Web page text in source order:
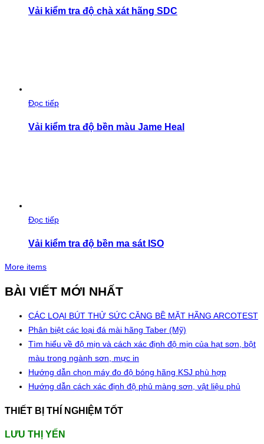
Vải kiểm tra độ chà xát hãng SDC
Đọc tiếp
Vải kiểm tra độ bền màu Jame Heal
Đọc tiếp
Vải kiểm tra độ bền ma sát ISO
More items
BÀI VIẾT MỚI NHẤT
CÁC LOẠI BÚT THỬ SỨC CĂNG BỀ MẶT HÃNG ARCOTEST
Phân biệt các loại đá mài hãng Taber (Mỹ)
Tìm hiểu về độ mịn và cách xác định độ mịn của hạt sơn, bột
màu trong ngành sơn, mực in
Hướng dẫn chọn máy đo độ bóng hãng KSJ phù hợp
Hướng dẫn cách xác định độ phủ màng sơn, vật liệu phủ
THIẾT BỊ THÍ NGHIỆM TỐT
LƯU THỊ YẾN